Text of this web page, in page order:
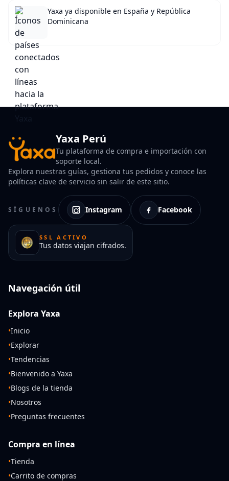
Yaxa ya disponible en España y República
Dominicana
Yaxa Perú
Tu plataforma de compra e importación con
soporte local.
Explora nuestras guías, gestiona tus pedidos y conoce las
políticas clave de servicio sin salir de este sitio.
SÍGUENOS Instagram Facebook
SSL ACTIVO
Tus datos viajan cifrados.
Navegación útil
Explora Yaxa
•Inicio
•Explorar
•Tendencias
•Bienvenido a Yaxa
•Blogs de la tienda
•Nosotros
•Preguntas frecuentes
Compra en línea
•Tienda
•Carrito de compras